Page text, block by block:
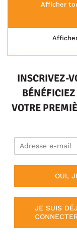
Afficher
INSCRIVEZ-
VOTRE
OUI,
JE SUIS